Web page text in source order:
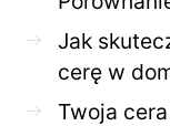
Jak
cerę w
Twoja